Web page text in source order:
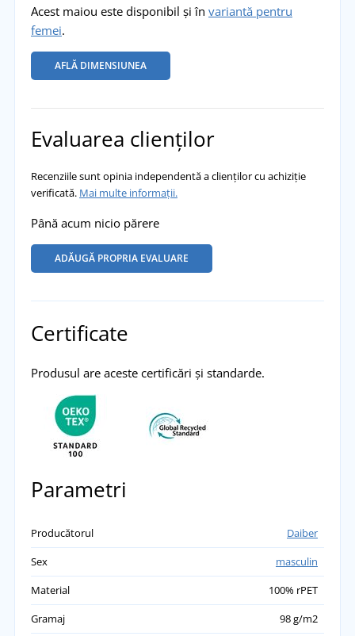
Acest maiou este disponibil și în variantă pentru
femei.
AFLĂ DIMENSIUNEA
Evaluarea clienților
Recenziile sunt opinia independentă a clienților cu achiziție
verificată. Mai multe informații.
Până acum nicio părere
ADĂUGĂ PROPRIA EVALUARE
Certificate
Produsul are aceste certificări și standarde.
Parametri
Producătorul
Daiber
Sex
masculin
Material
100% rPET
Gramaj
98 g/m2